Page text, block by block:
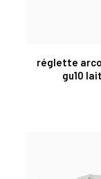
réglette
gu10